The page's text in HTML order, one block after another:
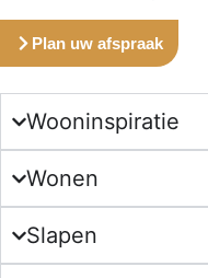
Plan uw afspraak
Wooninspiratie
Wonen
Slapen